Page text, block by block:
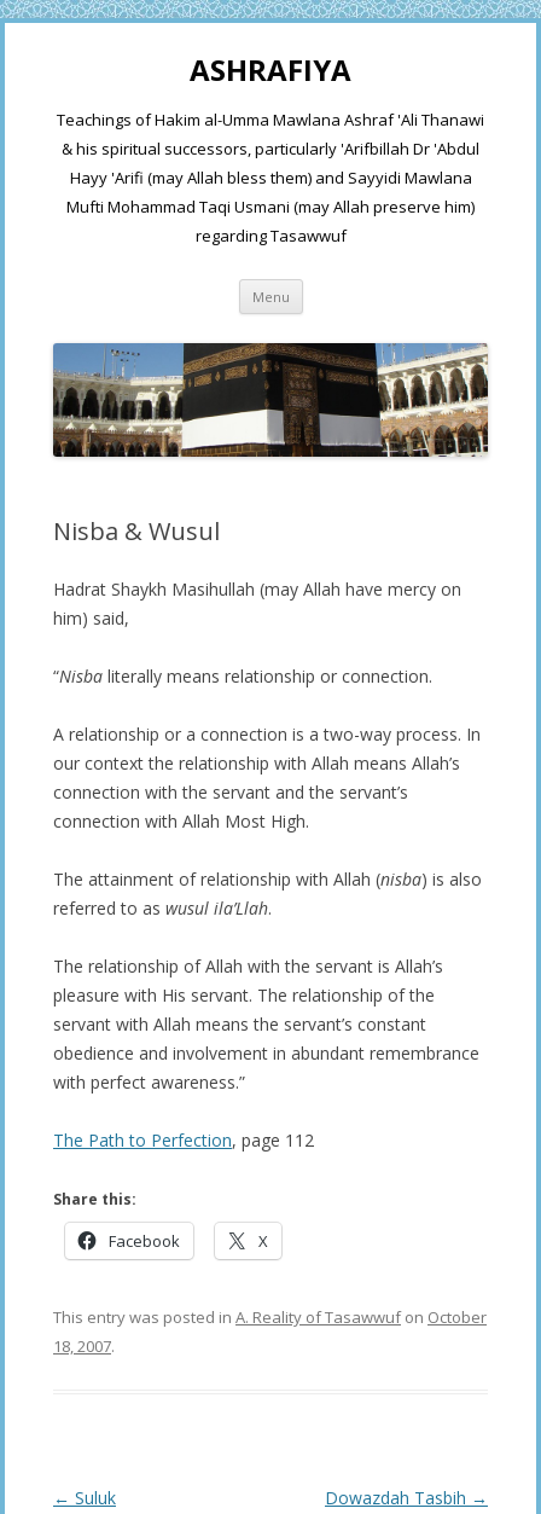
ASHRAFIYA
Teachings of Hakim al-Umma Mawlana Ashraf 'Ali Thanawi
& his spiritual successors, particularly 'Arifbillah Dr 'Abdul
Hayy 'Arifi (may Allah bless them) and Sayyidi Mawlana
Mufti Mohammad Taqi Usmani (may Allah preserve him)
regarding Tasawwuf
Menu Skip
content
Nisba & Wusul
Hadrat Shaykh Masihullah (may Allah have mercy on
him) said,
“Nisba literally means relationship or connection.
A relationship or a connection is a two-way process. In
our context the relationship with Allah means Allah’s
connection with the servant and the servant’s
connection with Allah Most High.
The attainment of relationship with Allah (nisba) is also
referred to as wusul ila’Llah.
The relationship of Allah with the servant is Allah’s
pleasure with His servant. The relationship of the
servant with Allah means the servant’s constant
obedience and involvement in abundant remembrance
with perfect awareness.”
The Path to Perfection, page 112
Share this:
Facebook X
This entry was posted in A. Reality of Tasawwufon October
18, 2007.
Post
← Suluk Dowazdah Tasbih →